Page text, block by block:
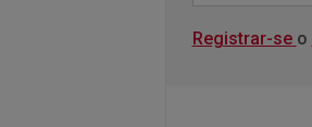
Registrar-se o